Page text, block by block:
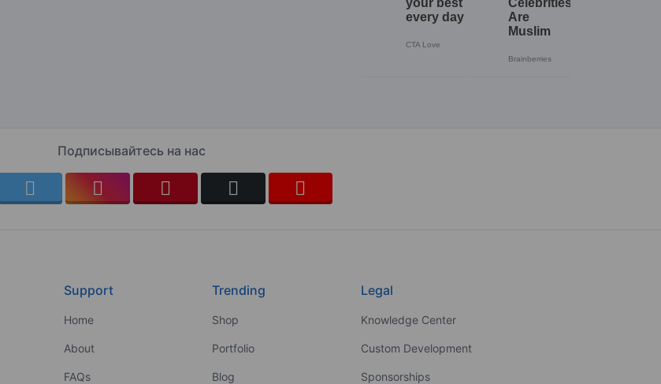
Подписывайтесь на нас
Support
Home
About
FAQs
Trending
Shop
Portfolio
Blog
Legal
Knowledge Center
Custom Development
Sponsorships